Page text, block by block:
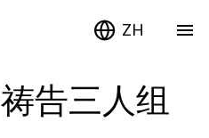
ZH
祷告三人组